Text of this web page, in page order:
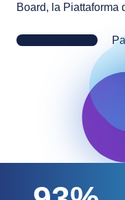
strategici. Tutto con